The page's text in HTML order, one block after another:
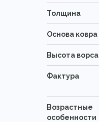
Толщина
Основа ковра
Высота ворса
Фактура
Возрастные
особенности